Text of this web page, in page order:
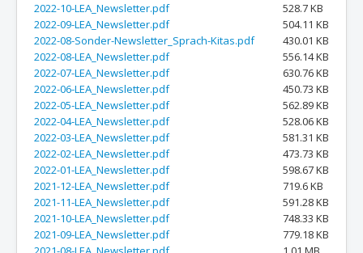
2022-10-LEA_Newsletter.pdf
528.7 KB
2022-09-LEA_Newsletter.pdf
504.11 KB
2022-08-Sonder-Newsletter_Sprach-Kitas.pdf
430.01 KB
2022-08-LEA_Newsletter.pdf
556.14 KB
2022-07-LEA_Newsletter.pdf
630.76 KB
2022-06-LEA_Newsletter.pdf
450.73 KB
2022-05-LEA_Newsletter.pdf
562.89 KB
2022-04-LEA_Newsletter.pdf
528.06 KB
2022-03-LEA_Newsletter.pdf
581.31 KB
2022-02-LEA_Newsletter.pdf
473.73 KB
2022-01-LEA_Newsletter.pdf
598.67 KB
2021-12-LEA_Newsletter.pdf
719.6 KB
2021-11-LEA_Newsletter.pdf
591.28 KB
2021-10-LEA_Newsletter.pdf
748.33 KB
2021-09-LEA_Newsletter.pdf
779.18 KB